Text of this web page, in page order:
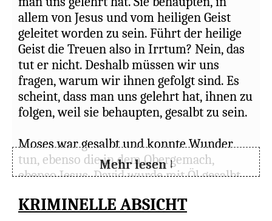
allem von Jesus und vom heiligen Geist
geleitet worden zu sein. Führt der heilige
Geist die Treuen also in Irrtum? Nein, das
tut er nicht. Deshalb müssen wir uns
fragen, warum wir ihnen gefolgt sind. Es
scheint, dass man uns gelehrt hat, ihnen zu
folgen, weil sie behaupten, gesalbt zu sein.
Moses war gesalbt und konnte Wunder
tun, ebenso die in dem Obergemach,
ebenso Jesus. David wurde mit Öl gesalbt
gesalbten Personen in der Bibel erneut
Mehr lesen ↓
KRIMINELLE ABSICHT